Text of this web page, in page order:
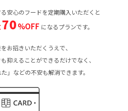
安心のフードを定期購入いただくと
70%OFF になるプランです。
お招きいただくうえで、
抑えることができるだけでなく、
」などの不安も解消できます。